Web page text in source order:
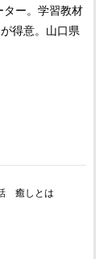
ター。学習教材
得意。山口県
癒しとは